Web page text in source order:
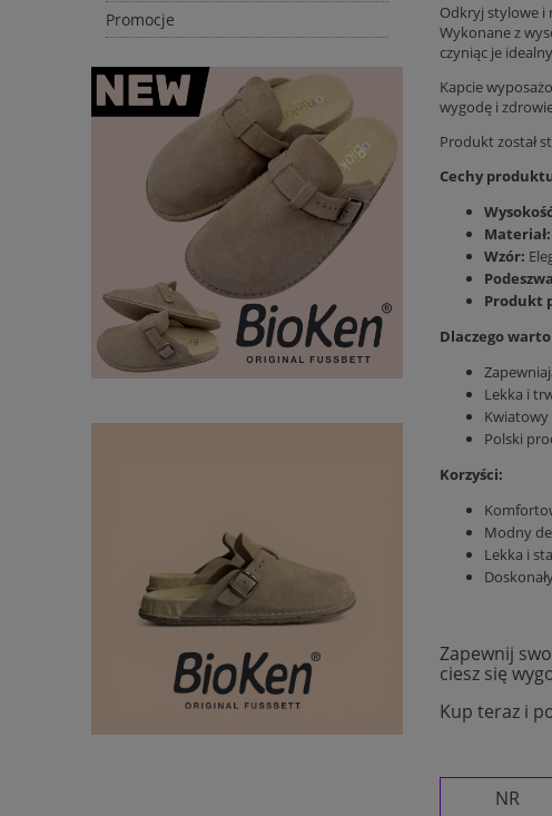
Promocje
Odkryj stylowe i
Wykonane z
czyniąc je
Kapcie
wygodę i
Produkt został
Cechy
Materiał:
Wzór:
Produkt
Dlaczego
Lekka i
Polski
Korzyści:
Modny
Lekka i
Zapewnij
ciesz się
Kup teraz i
NR